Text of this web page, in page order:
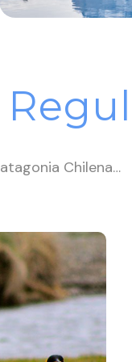
Chilena…